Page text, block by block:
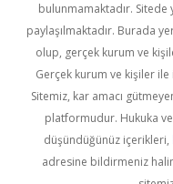
bulunmamaktadır. Sitede
paylaşılmaktadır. Burada
olup, gerçek kurum ve
Gerçek kurum ve kişiler
Sitemiz, kar amacı
platformudur. Hukuka
düşündüğünüz içerikleri,
adresine bildirmeniz